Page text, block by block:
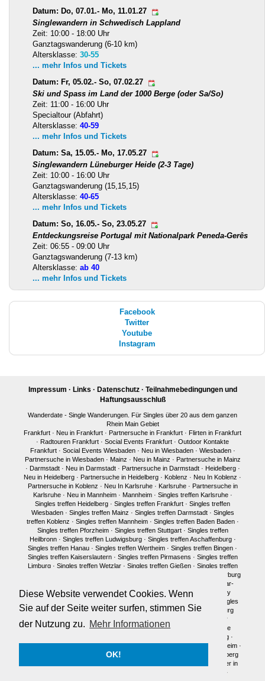
Diese Website verwendet Cookies. Wenn
Sie auf der Seite weiter surfen, stimmen Sie
der Nutzung zu. Mehr Informationen
OK!
Datum: Do, 07.01.- Mo, 11.01.27
Singlewandern in Schwedisch Lappland
Zeit: 10:00 - 18:00 Uhr
Ganztagswanderung (6-10 km)
Altersklasse: 30-55
... mehr Infos und Tickets
Datum: Fr, 05.02.- So, 07.02.27
Ski und Spass im Land der 1000 Berge (oder Sa/So)
Zeit: 11:00 - 16:00 Uhr
Specialtour (Abfahrt)
Altersklasse: 40-59
... mehr Infos und Tickets
Datum: Sa, 15.05.- Mo, 17.05.27
Singlewandern Lüneburger Heide (2-3 Tage)
Zeit: 10:00 - 16:00 Uhr
Ganztagswanderung (15,15,15)
Altersklasse: 40-65
... mehr Infos und Tickets
Datum: So, 16.05.- So, 23.05.27
Entdeckungsreise Portugal mit Nationalpark Peneda-Gerês
Zeit: 06:55 - 09:00 Uhr
Ganztagswanderung (7-13 km)
Altersklasse: ab 40
... mehr Infos und Tickets
Facebook
Twitter
Youtube
Instagram
Impressum · Links · Datenschutz· Teilnahmebedingungen und
Haftungsausschluß
Wanderdate - Single Wanderungen. Für Singles über 20 aus dem ganzen
Rhein Main Gebiet
Frankfurt · Neu in Frankfurt · Partnersuche in Frankfurt · Flirten in Frankfurt
· Radtouren Frankfurt · Social Events Frankfurt · Outdoor Kontakte
Frankfurt· Social Events Wiesbaden· Neu in Wiesbaden· Wiesbaden·
Partnersuche in Wiesbaden· Mainz · Neu in Mainz · Partnersuche in Mainz
· Darmstadt· Neu in Darmstadt· Partnersuche in Darmstadt· Heidelberg·
Neu in Heidelberg · Partnersuche in Heidelberg · Koblenz · Neu In Koblenz ·
Partnersuche in Koblenz · Neu In Karlsruhe· Karlsruhe· Partnersuche in
Karlsruhe· Neu in Mannheim· Mannheim· Singles treffen Karlsruhe·
Singles treffen Heidelberg · Singles treffen Frankfurt · Singles treffen
Wiesbaden· Singles treffen Mainz · Singles treffen Darmstadt· Singles
treffen Koblenz · Singles treffen Mannheim· Singles treffen Baden Baden·
Singles treffen Pforzheim· Singles treffen Stuttgart· Singles treffen
Heilbronn· Singles treffen Ludwigsburg· Singles treffen Aschaffenburg·
Singles treffen Hanau · Singles treffen Wertheim · Singles treffen Bingen ·
Singles treffen Kaiserslautern· Singles treffen Pirmasens · Singles treffen
Limburg· Singles treffen Wetzlar· Singles treffen Gießen· Singles treffen
Singles treffen Marburg
Singles treffen Idar-
Oberstein·Neu in München·Singles treffen München·
Single Party
Singles
treffen Berlin ·Single Party Berlin· Singles Berlin ·Singles Regensburg
Single Männer Frankfurt
Single Frauen Frankfurt
Single Männer
Darmstadt· Single Frauen Darmstadt·Single Männer Mainz
Single
Single Frauen Heidelberg ·
Single Frauen·Single Männer·Singles in Karlsruhe·Singles in Mannheim ·
Single Frauen Siegen
Single Männer Heidelberg
Traumpartner in
·